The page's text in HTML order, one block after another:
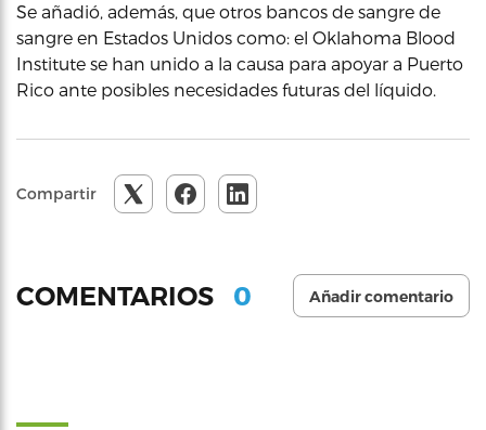
Se añadió, además, que otros bancos de sangre de
sangre en Estados Unidos como: el Oklahoma Blood
Institute se han unido a la causa para apoyar a Puerto
Rico ante posibles necesidades futuras del líquido.
Compartir
COMENTARIOS 0 Añadir comentario